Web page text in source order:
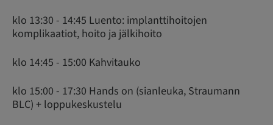
klo 13:30 - 14:45 Luento: implanttihoitojen
komplikaatiot, hoito ja jälkihoito
klo 14:45 - 15:00 Kahvitauko
klo 15:00 - 17:30 Hands on (sianleuka, Straumann
BLC) + loppukeskustelu